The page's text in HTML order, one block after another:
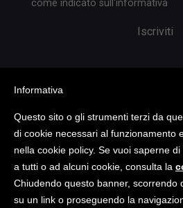
come indicato sull'informativa
Copyright @ 2023 TATTICA
reserved | P.I.
Informativa
Questo sito o gli strumenti terzi da
di cookie necessari al funzionamento
nella cookie policy. Se vuoi saperne
a tutti o ad alcuni cookie, consulta la
Chiudendo questo banner, scorrendo
su un link o proseguendo la